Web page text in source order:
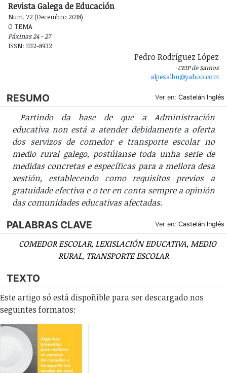
Revista Galega de Educación
Num. 72 (Decembro 2018)
O TEMA
Páxinas 24 - 27
ISSN: 1132-8932
Pedro Rodríguez López
CEIP de Samos
alpezalbn@yahoo.com
RESUMO Ver en:Castelán Inglés
Partindo da base de que a Administración
educativa non está a atender debidamente a oferta
dos servizos de comedor e transporte escolar no
medio rural galego, postúlanse toda unha serie de
medidas concretas e específicas para a mellora desa
xestión, establecendo como requisitos previos a
gratuidade efectiva e o ter en conta sempre a opinión
das comunidades educativas afectadas.
PALABRAS CLAVE Ver en:Castelán Inglés
COMEDOR ESCOLAR LEXISLACIÓN EDUCATIVA MEDIO
RURAL TRANSPORTE ESCOLAR
TEXTO
Este artigo só está dispoñible para ser descargado nos
seguintes formatos: